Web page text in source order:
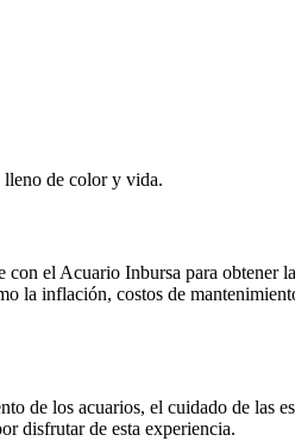
lleno de color y vida.
el Acuario Inbursa para obtener
la inflación, costos de
de los acuarios, el cuidado de las
disfrutar de esta experiencia.